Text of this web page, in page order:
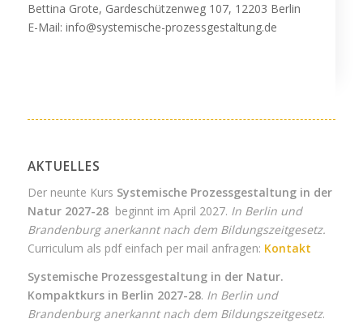
Bettina Grote, Gardeschützenweg 107, 12203 Berlin
E-Mail: info@systemische-prozessgestaltung.de
AKTUELLES
Der neunte Kurs Systemische Prozessgestaltung in der
Natur 2027-28 beginnt im April 2027. In Berlin und
Brandenburg anerkannt nach dem Bildungszeitgesetz.
Curriculum als pdf einfach per mail anfragen: Kontakt
Systemische Prozessgestaltung in der Natur.
Kompaktkurs in Berlin 2027-28. In Berlin und
Brandenburg anerkannt nach dem Bildungszeitgesetz.